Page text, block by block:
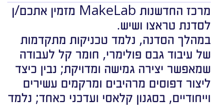
מרכז החדשנות MakeLab מזמין אתכם/ן
לסדנת טראצו ושיש.
במהלך הסדנה, נלמד טכניקות מתקדמות
של עיבוד גבס פולימרי, חומר קל לעבודה
שמאפשר יצירה גמישה ומדויקת; נבין כיצד
ליצור דפוסים מרהיבים ומרקמים עשירים
וייחודיים, בסגנון קלאסי ועדכני כאחד; נלמד